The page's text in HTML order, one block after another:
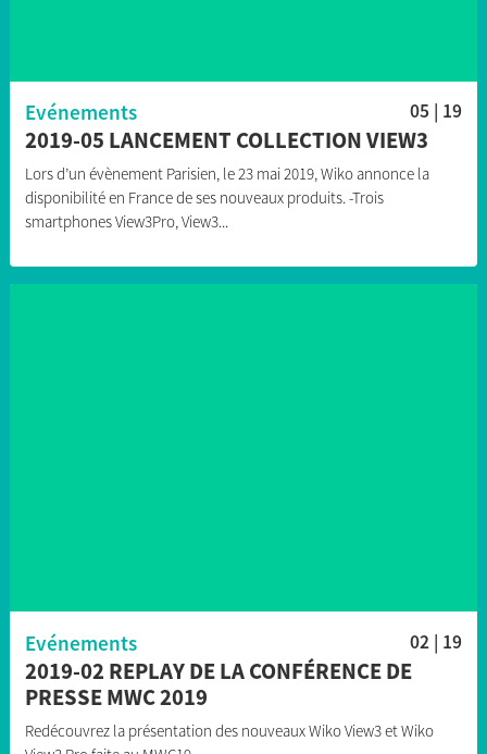
Evénements 05 | 19
2019-05 LANCEMENT COLLECTION VIEW3
Lors d’un évènement Parisien, le 23 mai 2019, Wiko annonce la
disponibilité en France de ses nouveaux produits. -Trois
smartphones View3Pro, View3...
Evénements 02 | 19
2019-02 REPLAY DE LA CONFÉRENCE DE
PRESSE MWC 2019
Redécouvrez la présentation des nouveaux Wiko View3 et Wiko